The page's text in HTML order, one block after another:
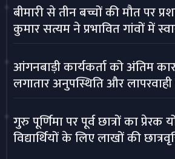
बीमारी से तीन बच्चों की मौत पर
कुमार सत्यम ने प्रभावित गांवों में
आंगनबाड़ी कार्यकर्ता को अंतिम
लगातार अनुपस्थिति और लापरवाही
गुरु पूर्णिमा पर पूर्व छात्रों का प्रेरक
विद्यार्थियों के लिए लाखों की